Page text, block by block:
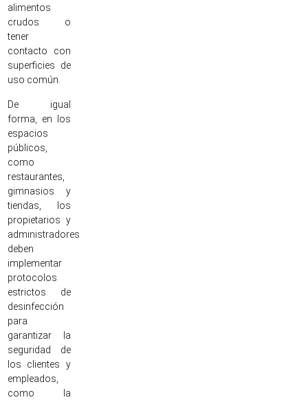
alimentos
crudos o
tener
contacto con
superficies de
uso común.
De igual
forma, en los
espacios
públicos,
como
restaurantes,
gimnasios y
tiendas, los
propietarios y
administradores
deben
implementar
protocolos
estrictos de
desinfección
para
garantizar la
seguridad de
los clientes y
empleados,
como la